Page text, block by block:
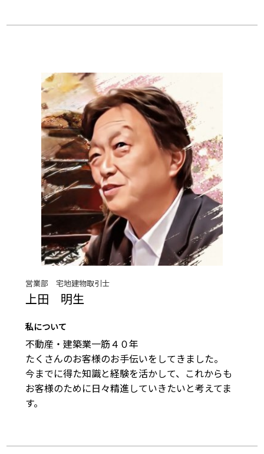
営業部 宅地建物取引士
上田 明生
私について
不動産・建築業一筋４０年
たくさんのお客様のお手伝いをしてきました。
今までに得た知識と経験を活かして、これからも
お客様のために日々精進していきたいと考えてま